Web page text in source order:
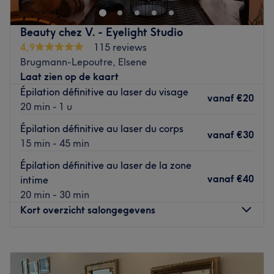
et votre estime de soi, la micropigmentation et
l’esthétique avancée peuvent être la réponse.
Ces techniques modernes et sûres sont capables
d’améliorer votre beauté naturelle d’une manière subtile
et élégante.
Essayez-le et laissez-vous surprendre !
Transports publics les plus proches :
L'arrêt de tramway Globe.
L’équipe :
Kamilla et son équipe : Denise é Kamilla vous accueillent
du lundi au samedi.
L’atmosphère : On découvre un institut joliment décoré à
Beauty chez V. - Eyelight Studio
4,9
115 reviews
Brugmann-Lepoutre, Elsene
Laat zien op de kaart
Épilation définitive au laser du visage
20 min - 1 u
vanaf €20
Épilation définitive au laser du corps
15 min - 45 min
vanaf €30
Épilation définitive au laser de la zone
intime
20 min - 30 min
vanaf €40
Kort overzicht salongegevens
Dinsdag
10:00–19:00